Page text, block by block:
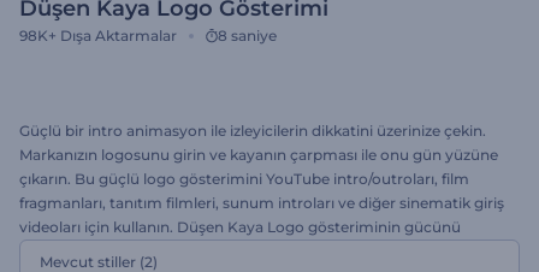
Düşen Kaya Logo Gösterimi
98K+ Dışa Aktarmalar 8 saniye
Güçlü bir intro animasyon ile izleyicilerin dikkatini üzerinize çekin.
Markanızın logosunu girin ve kayanın çarpması ile onu gün yüzüne
çıkarın. Bu güçlü logo gösterimini YouTube intro/outroları, film
fragmanları, tanıtım filmleri, sunum introları ve diğer sinematik giriş
videoları için kullanın. Düşen Kaya Logo gösteriminin gücünü
Mevcut stiller (2)